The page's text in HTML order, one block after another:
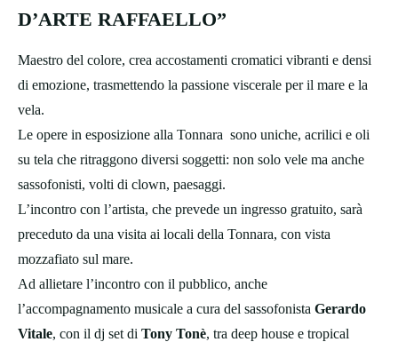
D’ARTE RAFFAELLO”
Maestro del colore, crea accostamenti cromatici vibranti e densi
di emozione, trasmettendo la passione viscerale per il mare e la
vela.
Le opere in esposizione alla Tonnara sono uniche, acrilici e oli
su tela che ritraggono diversi soggetti: non solo vele ma anche
sassofonisti, volti di clown, paesaggi.
L’incontro con l’artista, che prevede un ingresso gratuito, sarà
preceduto da una visita ai locali della Tonnara, con vista
mozzafiato sul mare.
Ad allietare l’incontro con il pubblico, anche
l’accompagnamento musicale a cura del sassofonista Gerardo
Vitale, con il dj set di Tony Tonè, tra deep house e tropical